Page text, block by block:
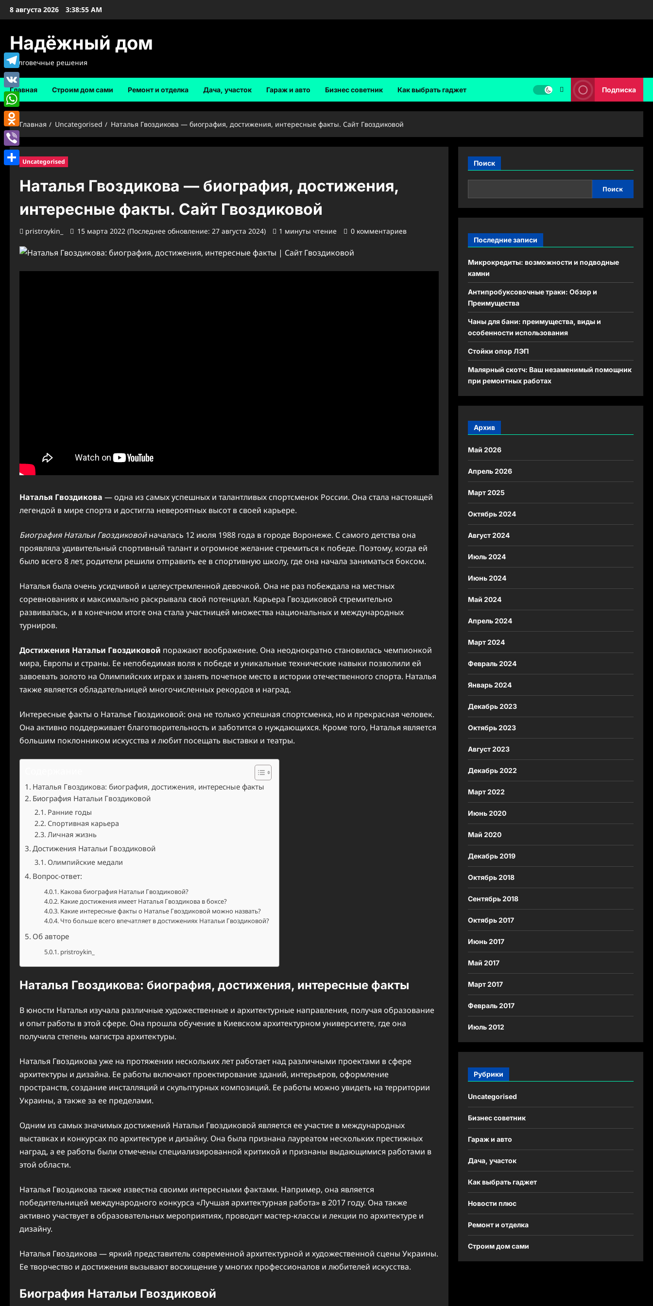
Перейти
8 августа 2026 3:38:56 AM
Надёжный дом
Долговечные решения
Главная Строим дом сами Ремонт и отделка Дача, участок Гараж и авто Бизнес советник Как выбрать гаджет Подписка
Главная Uncategorised Наталья Гвоздикова — биография, достижения, интересные факты. Сайт Гвоздиковой
Uncategorised
Наталья Гвоздикова — биография, достижения,
интересные факты. Сайт Гвоздиковой
pristroykin_ 15 марта 2022 (Последнее обновление: 27 августа 2024) 1 минуты чтение 0 комментариев
Наталья Гвоздикова — одна из самых успешных и талантливых спортсменок России. Она стала настоящей
легендой в мире спорта и достигла невероятных высот в своей карьере.
Биография Натальи Гвоздиковойначалась 12 июля 1988 года в городе Воронеже. С самого детства она
проявляла удивительный спортивный талант и огромное желание стремиться к победе. Поэтому, когда ей
было всего 8 лет, родители решили отправить ее в спортивную школу, где она начала заниматься боксом.
Наталья была очень усидчивой и целеустремленной девочкой. Она не раз побеждала на местных
соревнованиях и максимально раскрывала свой потенциал. Карьера Гвоздиковой стремительно
развивалась, и в конечном итоге она стала участницей множества национальных и международных
турниров.
Достижения Натальи Гвоздиковой поражают воображение. Она неоднократно становилась чемпионкой
мира, Европы и страны. Ее непобедимая воля к победе и уникальные технические навыки позволили ей
завоевать золото на Олимпийских играх и занять почетное место в истории отечественного спорта. Наталья
также является обладательницей многочисленных рекордов и наград.
Интересные факты о Наталье Гвоздиковой: она не только успешная спортсменка, но и прекрасная человек.
Она активно поддерживает благотворительность и заботится о нуждающихся. Кроме того, Наталья является
большим поклонником искусства и любит посещать выставки и театры.
Наталья Гвоздикова: биография, достижения, интересные факты
Биография Натальи Гвоздиковой
Ранние годы
Спортивная карьера
Личная жизнь
Достижения Натальи Гвоздиковой
Олимпийские медали
Вопрос-ответ:
Какова биография Натальи Гвоздиковой?
Какие достижения имеет Наталья Гвоздикова в боксе?
Какие интересные факты о Наталье Гвоздиковой можно назвать?
Что больше всего впечатляет в достижениях Натальи Гвоздиковой?
Об авторе
pristroykin_
Наталья Гвоздикова: биография, достижения, интересные факты
В юности Наталья изучала различные художественные и архитектурные направления, получая образование
и опыт работы в этой сфере. Она прошла обучение в Киевском архитектурном университете, где она
получила степень магистра архитектуры.
Наталья Гвоздикова уже на протяжении нескольких лет работает над различными проектами в сфере
архитектуры и дизайна. Ее работы включают проектирование зданий, интерьеров, оформление
пространств, создание инсталляций и скульптурных композиций. Ее работы можно увидеть на территории
Украины, а также за ее пределами.
Одним из самых значимых достижений Натальи Гвоздиковой является ее участие в международных
выставках и конкурсах по архитектуре и дизайну. Она была признана лауреатом нескольких престижных
наград, а ее работы были отмечены специализированной критикой и признаны выдающимися работами в
этой области.
Наталья Гвоздикова также известна своими интересными фактами. Например, она является
победительницей международного конкурса «Лучшая архитектурная работа» в 2017 году. Она также
активно участвует в образовательных мероприятиях, проводит мастер-классы и лекции по архитектуре и
дизайну.
Наталья Гвоздикова — яркий представитель современной архитектурной и художественной сцены Украины.
Ее творчество и достижения вызывают восхищение у многих профессионалов и любителей искусства.
Биография Натальи Гвоздиковой
Поиск
Поиск
Последние записи
Микрокредиты: возможности и подводные
камни
Антипробуксовочные траки: Обзор и
Преимущества
Чаны для бани: преимущества, виды и
особенности использования
Стойки опор ЛЭП
Малярный скотч: Ваш незаменимый помощник
при ремонтных работах
Архив
Май 2026
Апрель 2026
Март 2025
Октябрь 2024
Август 2024
Июль 2024
Июнь 2024
Май 2024
Апрель 2024
Март 2024
Февраль 2024
Январь 2024
Декабрь 2023
Октябрь 2023
Август 2023
Декабрь 2022
Март 2022
Июнь 2020
Май 2020
Декабрь 2019
Октябрь 2018
Сентябрь 2018
Октябрь 2017
Июнь 2017
Май 2017
Март 2017
Февраль 2017
Июль 2012
Рубрики
Uncategorised
Бизнес советник
Гараж и авто
Дача, участок
Как выбрать гаджет
Новости плюс
Ремонт и отделка
Строим дом сами
Telegram
VK
WhatsApp
Odnoklassniki
Viber